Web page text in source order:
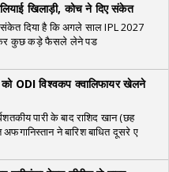
खिलाड़ी, कोच ने दिए संकेत
दिया है कि अगले साल IPL 2027
लेकर कुछ कड़े फैसले लेने पड
ODI विश्वकप क्वालिफायर खेलने
पारी के बाद राशिद खान (छह
ने बारिश बाधित दूसरे ए